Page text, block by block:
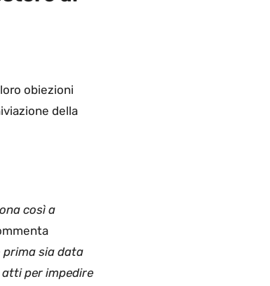
obiezioni
della
così a
prima sia data
per impedire